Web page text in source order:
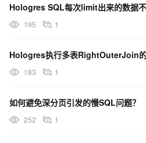
Hologres SQL每次limit出来的数据
195 1
183 1
如何避免深分页引发的慢SQL问题？
252 1